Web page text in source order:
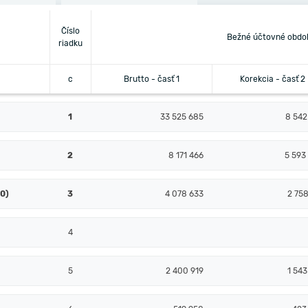
Číslo
riadku
Bežné účtovné
c Brutto - časť 1 Korekcia - časť 2
1 33 525 685 8
2 8 171 466 5
3 4 078 633 2
4
5 2 400 919 1